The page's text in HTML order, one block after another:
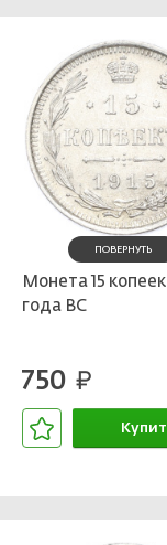
ПОВЕРНУТЬ
Монета 15 копеек
года ВС
750 руб.